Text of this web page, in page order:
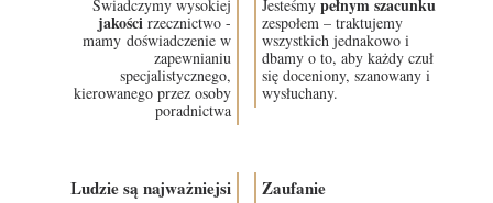
Świadczymy wysokiej
jakości rzecznictwo -
mamy doświadczenie w
zapewnianiu
specjalistycznego,
kierowanego przez osoby
poradnictwa
Ludzie są najważniejsi
Jesteśmy pełnym szacunku
zespołem – traktujemy
wszystkich jednakowo i
dbamy o to, aby każdy czuł
się doceniony, szanowany i
wysłuchany.
Zaufanie